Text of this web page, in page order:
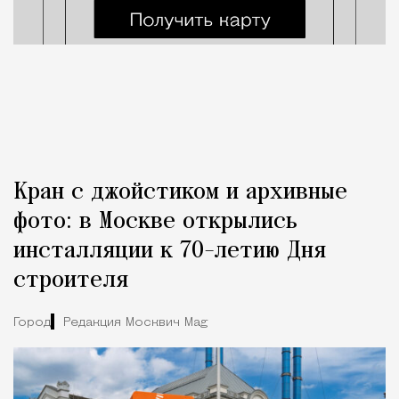
Кран с джойстиком и архивные
фото: в Москве открылись
инсталляции к 70-летию Дня
строителя
Город Редакция Москвич Mag